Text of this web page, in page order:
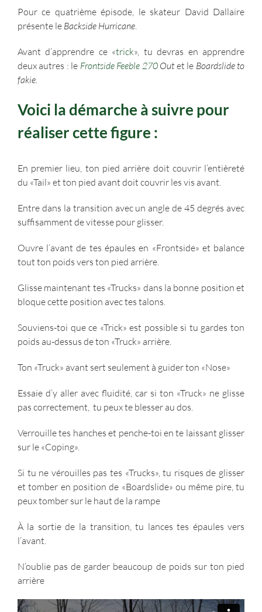
Pour ce quatrième épisode, le skateur David Dallaire
présente le Backside Hurricane.
Avant d’apprendre ce «trick», tu devras en apprendre
deux autres : le Frontside Feeble 270Outet le Boardslide to
fakie.
Voici la démarche à suivre pour
réaliser cette figure :
En premier lieu, ton pied arrière doit couvrir l’entièreté
du «Tail» et ton pied avant doit couvrir les vis avant.
Entre dans la transition avec un angle de 45 degrés avec
suffisamment de vitesse pour glisser.
Ouvre l’avant de tes épaules en «Frontside» et balance
tout ton poids vers ton pied arrière.
Glisse maintenant tes «Trucks» dans la bonne position et
bloque cette position avec tes talons.
Souviens-toi que ce «Trick» est possible si tu gardes ton
poids au-dessus de ton «Truck» arrière.
Ton «Truck» avant sert seulement à guider ton «Nose»
Essaie d’y aller avec fluidité, car si ton «Truck» ne glisse
pas correctement, tu peux te blesser au dos.
Verrouille tes hanches et penche-toi en te laissant glisser
sur le «Coping».
Si tu ne vérouilles pas tes «Trucks», tu risques de glisser
et tomber en position de «Boardslide» ou même pire, tu
peux tomber sur le haut de la rampe
À la sortie de la transition, tu lances tes épaules vers
l’avant.
N’oublie pas de garder beaucoup de poids sur ton pied
arrière